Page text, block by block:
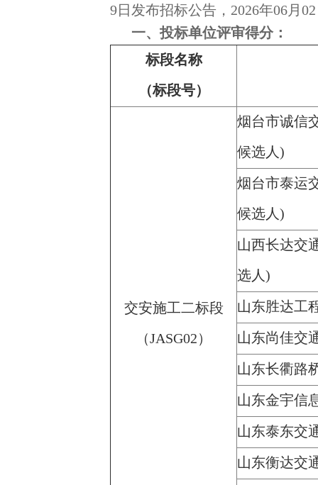
9日发布招标公告，2026年06月
一、投标单位评审得分：
标段名称
（标段号）
交安施工二标段
（JASG02）
烟台市诚信
候选人)
烟台市泰运
候选人)
山西长达交
选人)
山东胜达工
山东尚佳交
山东长衢路
山东金宇信
山东泰东交
山东衡达交